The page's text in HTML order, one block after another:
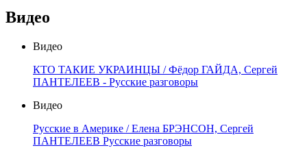
Видео
Видео
КТО ТАКИЕ УКРАИНЦЫ / Фёдор ГАЙДА, Сергей
ПАНТЕЛЕЕВ - Русские разговоры
Видео
Русские в Америке / Елена БРЭНСОН, Сергей
ПАНТЕЛЕЕВ Русские разговоры